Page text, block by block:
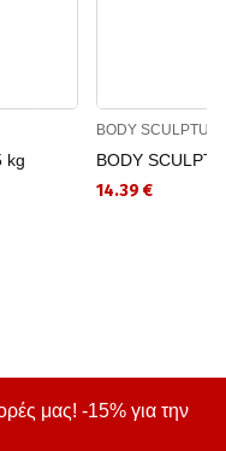
kg
BODY
BODY
14.39 €
μας! -15% για την